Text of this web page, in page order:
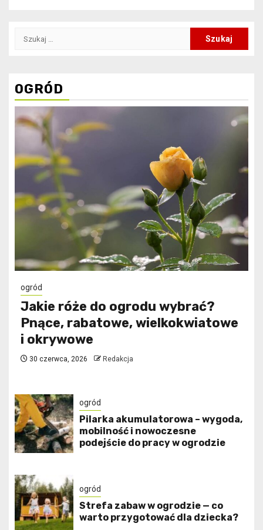
Szukaj:
OGRÓD
ogród
Jakie róże do ogrodu wybrać?
Pnące, rabatowe, wielkokwiatowe
i okrywowe
30 czerwca, 2026 Redakcja
ogród
Pilarka akumulatorowa – wygoda,
mobilność i nowoczesne
podejście do pracy w ogrodzie
ogród
Strefa zabaw w ogrodzie — co
warto przygotować dla dziecka?